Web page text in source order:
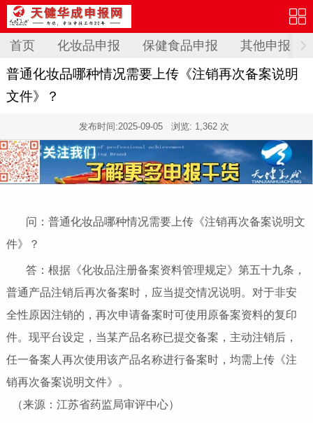
首页 化妆品申报 保健食品申报 其他申报
普通化妆品哪种情况需要上传《注销再次备案说明
文件》？
发布时间:2025-09-05 浏览: 1,362 次
问：普通化妆品哪种情况需要上传《注销再次备案说明文
件》？
答：根据《化妆品注册备案资料管理规定》第五十九条，
普通产品注销后再次备案时，应当提交情况说明。对于非安
全性原因注销的，再次申请备案时可使用原备案资料的复印
件。现平台设定，当某产品名称已提交备案，主动注销后，
任一备案人再次使用该产品名称进行备案时，均需上传《注
销再次备案说明文件》。
（来源：江苏省药监局审评中心）